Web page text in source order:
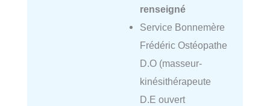
renseigné
Service Bonnemère
Frédéric Ostéopathe
D.O (masseur-
kinésithérapeute
D.E ouvert